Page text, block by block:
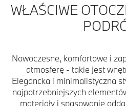
WŁAŚCIWE
Nowoczesne, komfortowe i
atmosferę - takie jest
Elegancka i minimalistyczna
najpotrzebniejszych
materiały i spasowanie